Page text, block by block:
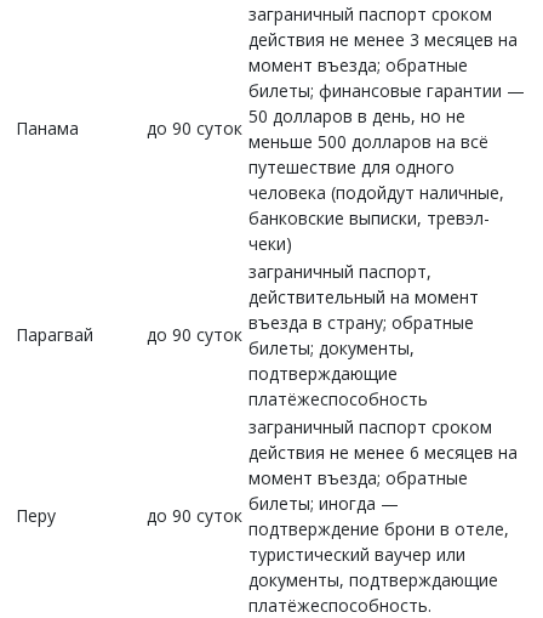
Панама до 90 суток
заграничный паспорт сроком
действия не менее 3 месяцев на
момент въезда; обратные
билеты; финансовые гарантии —
50 долларов в день, но не
меньше 500 долларов на всё
путешествие для одного
человека (подойдут наличные,
банковские выписки, тревэл-
чеки)
Парагвай до 90 суток
заграничный паспорт,
действительный на момент
въезда в страну; обратные
билеты; документы,
подтверждающие
платёжеспособность
Перу до 90 суток
заграничный паспорт сроком
действия не менее 6 месяцев на
момент въезда; обратные
билеты; иногда —
подтверждение брони в отеле,
туристический ваучер или
документы, подтверждающие
платёжеспособность.